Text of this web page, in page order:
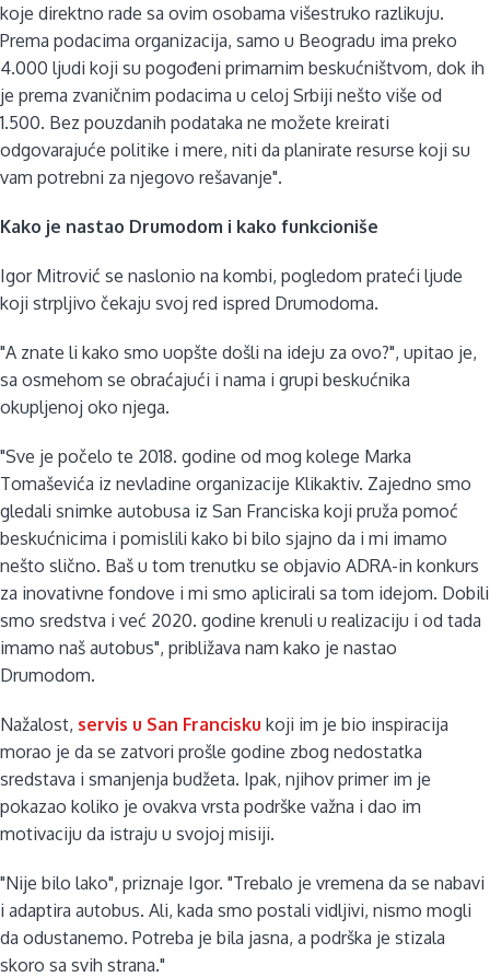
koje direktno rade sa ovim osobama višestruko razlikuju.
Prema podacima organizacija, samo u Beogradu ima preko
4.000 ljudi koji su pogođeni primarnim beskućništvom, dok ih
je prema zvaničnim podacima u celoj Srbiji nešto više od
1.500. Bez pouzdanih podataka ne možete kreirati
odgovarajuće politike i mere, niti da planirate resurse koji su
vam potrebni za njegovo rešavanje".
Kako je nastao Drumodom i kako funkcioniše
Igor Mitrović se naslonio na kombi, pogledom prateći ljude
koji strpljivo čekaju svoj red ispred Drumodoma.
"A znate li kako smo uopšte došli na ideju za ovo?", upitao je,
sa osmehom se obraćajući i nama i grupi beskućnika
okupljenoj oko njega.
"Sve je počelo te 2018. godine od mog kolege Marka
Tomaševića iz nevladine organizacije Klikaktiv. Zajedno smo
gledali snimke autobusa iz San Franciska koji pruža pomoć
beskućnicima i pomislili kako bi bilo sjajno da i mi imamo
nešto slično. Baš u tom trenutku se objavio ADRA-in konkurs
za inovativne fondove i mi smo aplicirali sa tom idejom. Dobili
smo sredstva i već 2020. godine krenuli u realizaciju i od tada
imamo naš autobus", približava nam kako je nastao
Drumodom.
Nažalost, servis u San Francisku koji im je bio inspiracija
morao je da se zatvori prošle godine zbog nedostatka
sredstava i smanjenja budžeta. Ipak, njihov primer im je
pokazao koliko je ovakva vrsta podrške važna i dao im
motivaciju da istraju u svojoj misiji.
"Nije bilo lako", priznaje Igor. "Trebalo je vremena da se nabavi
i adaptira autobus. Ali, kada smo postali vidljivi, nismo mogli
da odustanemo. Potreba je bila jasna, a podrška je stizala
skoro sa svih strana."